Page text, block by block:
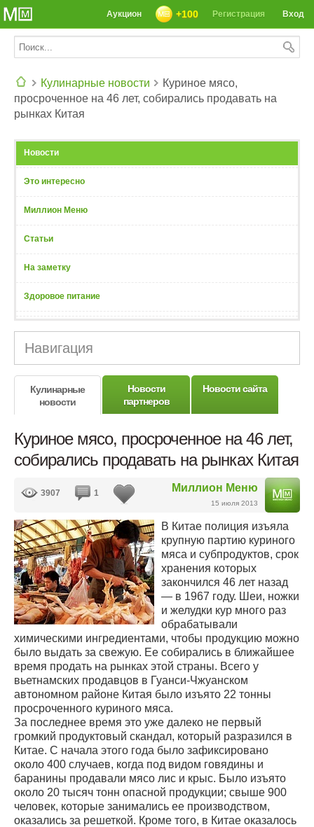
Вход
Регистрация
+100
Аукцион
Кулинарные новости
Куриное мясо,
просроченное на 46 лет, собирались продавать на
рынках Китая
Новости
Это интересно
Миллион Меню
Статьи
На заметку
Здоровое питание
Навигация
Кулинарные
новости
Новости
партнеров
Новости сайта
Куриное мясо, просроченное на 46 лет,
собирались продавать на рынках Китая
Миллион Меню
15 июля 2013
3907 1
В Китае полиция изъяла
крупную партию куриного
мяса и субпродуктов, срок
хранения которых
закончился 46 лет назад
— в 1967 году. Шеи, ножки
и желудки кур много раз
обрабатывали
химическими ингредиентами, чтобы продукцию можно
было выдать за свежую. Ее собирались в ближайшее
время продать на рынках этой страны. Всего у
вьетнамских продавцов в Гуанси-Чжуанском
автономном районе Китая было изъято 22 тонны
просроченного куриного мяса.
За последнее время это уже далеко не первый
громкий продуктовый скандал, который разразился в
Китае. С начала этого года было зафиксировано
около 400 случаев, когда под видом говядины и
баранины продавали мясо лис и крыс. Было изъято
около 20 тысяч тонн опасной продукции; свыше 900
человек, которые занимались ее производством,
оказались за решеткой. Кроме того, в Китае оказалось